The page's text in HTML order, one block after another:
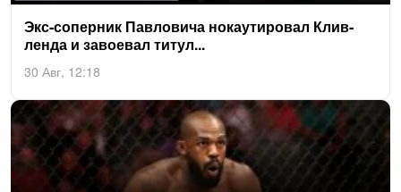
Экс-со­пер­ник Пав­ло­вича но­ка­ути­ровал Клив­
ленда и за­во­евал ти­тул...
30 Авг, 12:18